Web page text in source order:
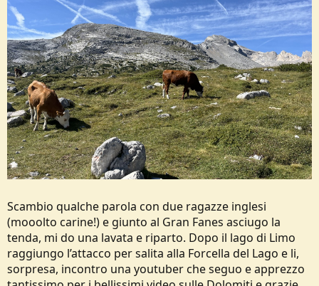
Scambio qualche parola con due ragazze inglesi
(mooolto carine!) e giunto al Gran Fanes asciugo la
tenda, mi do una lavata e riparto. Dopo il lago di Limo
raggiungo l’attacco per salita alla Forcella del Lago e li,
sorpresa, incontro una youtuber che seguo e apprezzo